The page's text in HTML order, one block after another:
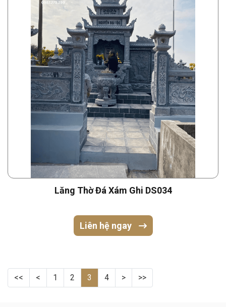
Lăng Thờ Đá Xám Ghi DS034
Liên hệ ngay
<< < 1 2 3 4 > >>